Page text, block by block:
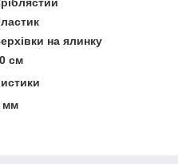
на ялинку
см
мм